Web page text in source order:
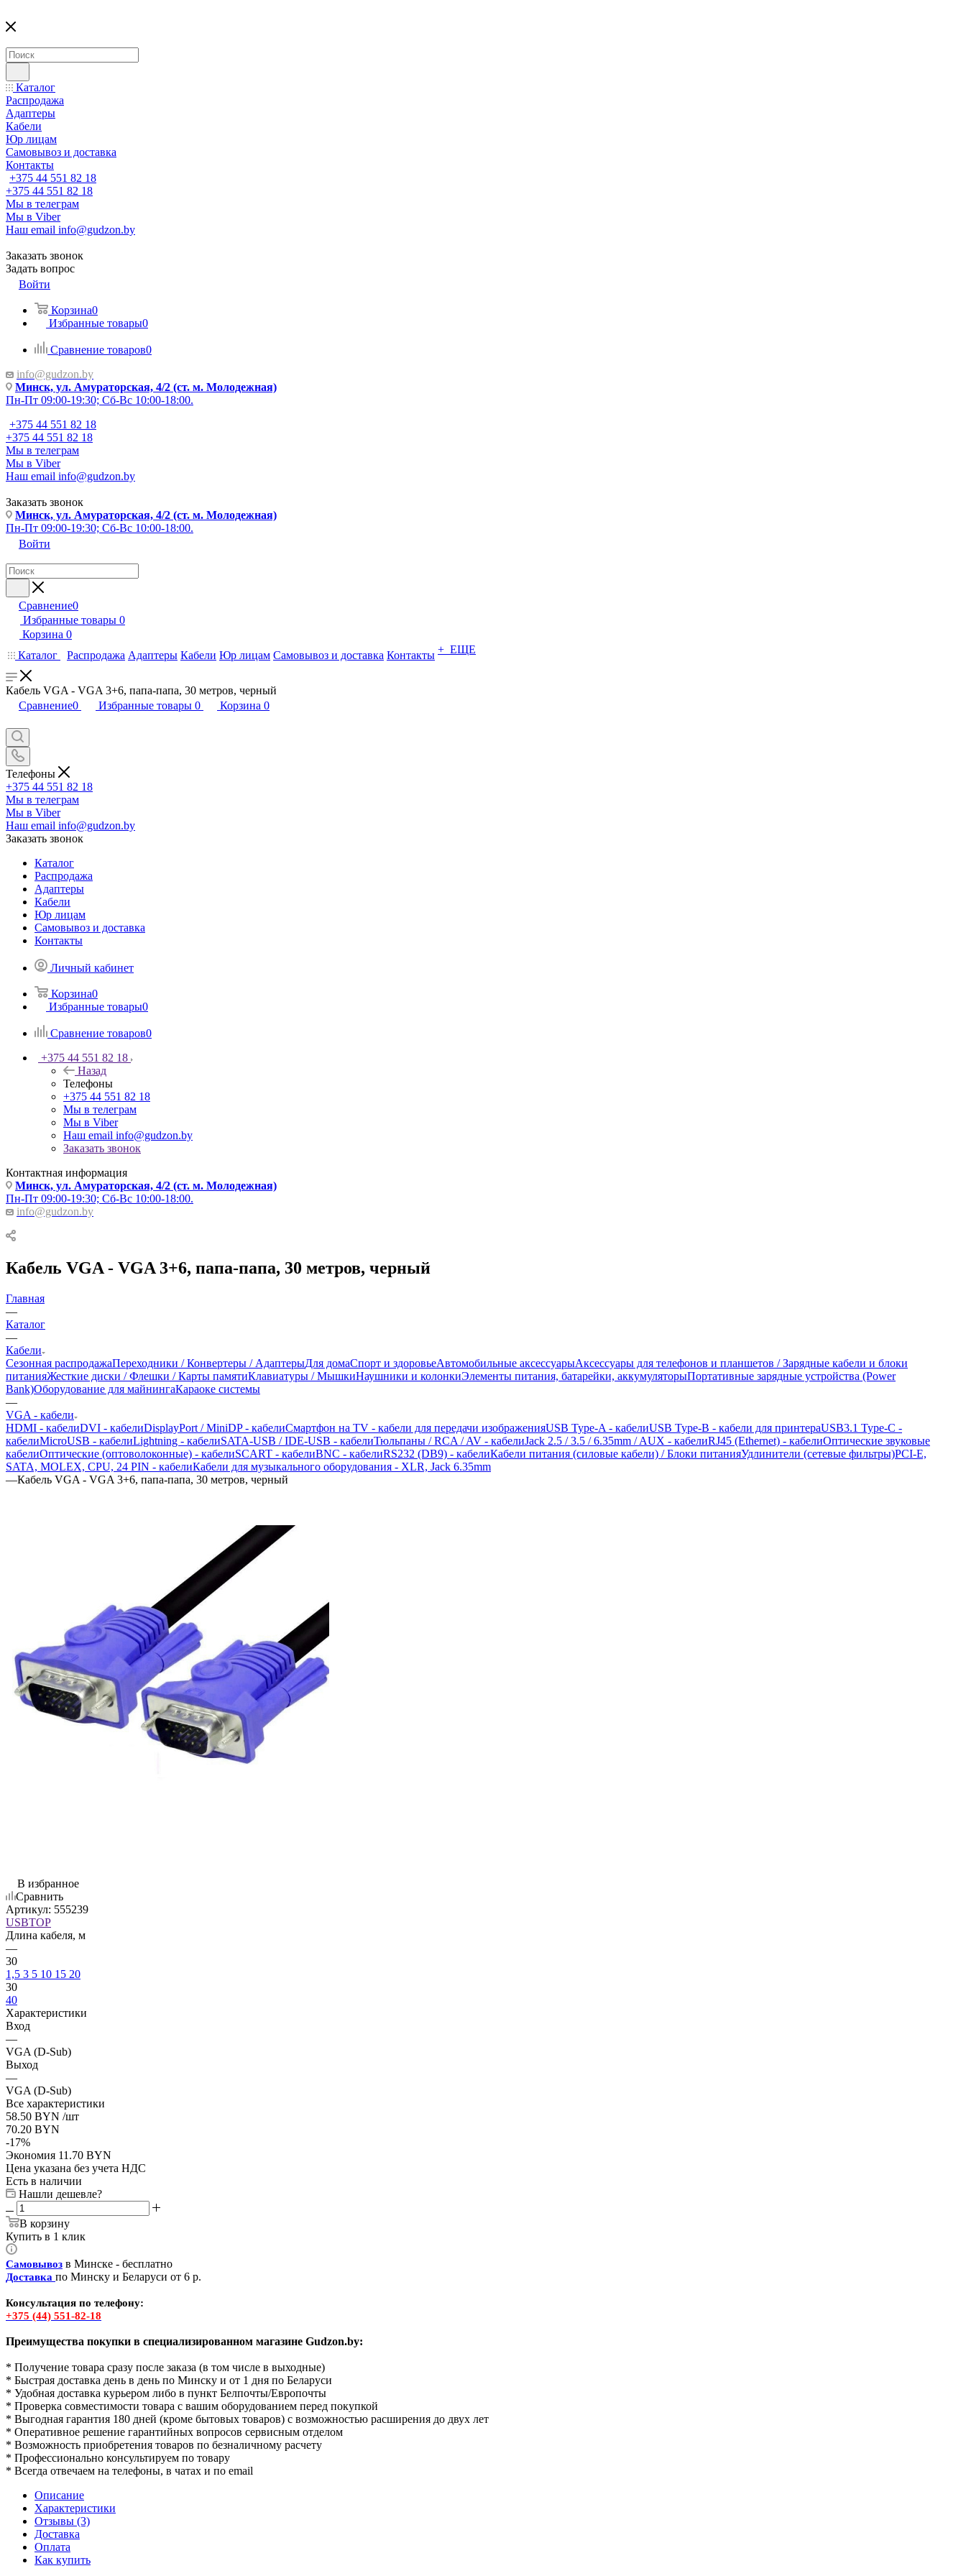
Каталог
Распродажа
Адаптеры
Кабели
Юр лицам
Самовывоз и доставка
Контакты
+375 44 551 82 18
+375 44 551 82 18
Мы в телеграм
Мы в Viber
Наш email info@gudzon.by
Заказать звонок
Задать вопрос
Войти
Корзина0
Избранные товары0
Сравнение товаров0
info@gudzon.by
Минск, ул. Амураторская, 4/2 (ст. м. Молодежная)
Пн-Пт 09:00-19:30; Сб-Вс 10:00-18:00.
+375 44 551 82 18
+375 44 551 82 18
Мы в телеграм
Мы в Viber
Наш email info@gudzon.by
Заказать звонок
Минск, ул. Амураторская, 4/2 (ст. м. Молодежная)
Пн-Пт 09:00-19:30; Сб-Вс 10:00-18:00.
Войти
Сравнение0
Избранные товары 0
Корзина 0
Каталог
Распродажа Адаптеры Кабели Юр лицам Самовывоз и доставка Контакты + ЕЩЕ
Кабель VGA - VGA 3+6, папа-папа, 30 метров, черный
Сравнение0 Избранные товары 0 Корзина 0
Телефоны
+375 44 551 82 18
Мы в телеграм
Мы в Viber
Наш email info@gudzon.by
Заказать звонок
Каталог
Распродажа
Адаптеры
Кабели
Юр лицам
Самовывоз и доставка
Контакты
Личный кабинет
Корзина0
Избранные товары0
Сравнение товаров0
+375 44 551 82 18
Назад
Телефоны
+375 44 551 82 18
Мы в телеграм
Мы в Viber
Наш email info@gudzon.by
Заказать звонок
Контактная информация
Минск, ул. Амураторская, 4/2 (ст. м. Молодежная)
Пн-Пт 09:00-19:30; Сб-Вс 10:00-18:00.
info@gudzon.by
Кабель VGA - VGA 3+6, папа-папа, 30 метров, черный
Главная
—
Каталог
—
Кабели
Сезонная распродажаПереходники / Конвертеры / АдаптерыДля домаСпорт и здоровьеАвтомобильные аксессуарыАксессуары для телефонов и планшетов / Зарядные кабели и блоки
питанияЖесткие диски / Флешки / Карты памятиКлавиатуры / МышкиНаушники и колонкиЭлементы питания, батарейки, аккумуляторыПортативные зарядные устройства (Power
Bank)Оборудование для майнингаКараоке системы
—
VGA - кабели
HDMI - кабелиDVI - кабелиDisplayPort / MiniDP - кабелиСмартфон на TV - кабели для передачи изображенияUSB Type-A - кабелиUSB Type-B - кабели для принтераUSB3.1 Type-C -
кабелиMicroUSB - кабелиLightning - кабелиSATA-USB / IDE-USB - кабелиТюльпаны / RCA / AV - кабелиJack 2.5 / 3.5 / 6.35mm / AUX - кабелиRJ45 (Ethernet) - кабелиОптические звуковые
кабелиОптические (оптоволоконные) - кабелиSCART - кабелиBNC - кабелиRS232 (DB9) - кабелиКабели питания (силовые кабели) / Блоки питанияУдлинители (сетевые фильтры)PCI-E,
SATA, MOLEX, CPU, 24 PIN - кабелиКабели для музыкального оборудования - XLR, Jack 6.35mm
—Кабель VGA - VGA 3+6, папа-папа, 30 метров, черный
В избранное
Сравнить
Артикул: 555239
USBTOP
Длина кабеля, м
—
30
1,5 3 5 10 15 20
30
40
Характеристики
Вход
—
VGA (D-Sub)
Выход
—
VGA (D-Sub)
Все характеристики
58.50 BYN /шт
70.20 BYN
-17%
Экономия 11.70 BYN
Цена указана без учета НДС
Есть в наличии
Нашли дешевле?
В корзину
Купить в 1 клик
Самовывоз в Минске - бесплатно
Доставка по Минску и Беларуси от 6 р.
Консультация по телефону:
+375 (44) 551-82-18
Преимущества покупки в специализированном магазине Gudzon.by:
* Получение товара сразу после заказа (в том числе в выходные)
* Быстрая доставка день в день по Минску и от 1 дня по Беларуси
* Удобная доставка курьером либо в пункт Белпочты/Европочты
* Проверка совместимости товара с вашим оборудованием перед покупкой
* Выгодная гарантия 180 дней (кроме бытовых товаров) с возможностью расширения до двух лет
* Оперативное решение гарантийных вопросов сервисным отделом
* Возможность приобретения товаров по безналичному расчету
* Профессионально консультируем по товару
* Всегда отвечаем на телефоны, в чатах и по email
Описание
Характеристики
Отзывы (3)
Доставка
Оплата
Как купить